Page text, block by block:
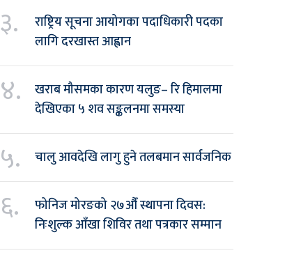
३.
राष्ट्रिय सूचना आयोगका पदाधिकारी पदका
लागि दरखास्त आह्वान
४.
खराब मौसमका कारण यलुङ– रि हिमालमा
देखिएका ५ शव सङ्कलनमा समस्या
५. चालु आवदेखि लागु हुने तलबमान सार्वजनिक
६.
फोनिज मोरङको २७औँ स्थापना दिवस:
निःशुल्क आँखा शिविर तथा पत्रकार सम्मान